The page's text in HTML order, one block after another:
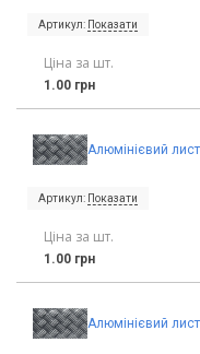
Артикул: Показати
Ціна за шт.
1.00 грн
Алюмінієвий
Артикул: Показати
Ціна за шт.
1.00 грн
Алюмінієвий